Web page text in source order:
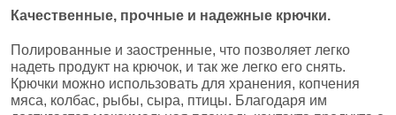
Качественные, прочные и надежные крючки.
Полированные и заостренные, что позволяет легко
надеть продукт на крючок, и так же легко его снять.
Крючки можно использовать для хранения, копчения
мяса, колбас, рыбы, сыра, птицы. Благодаря им